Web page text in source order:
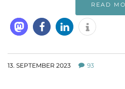
READ
13. SEPTEMBER 2023 93